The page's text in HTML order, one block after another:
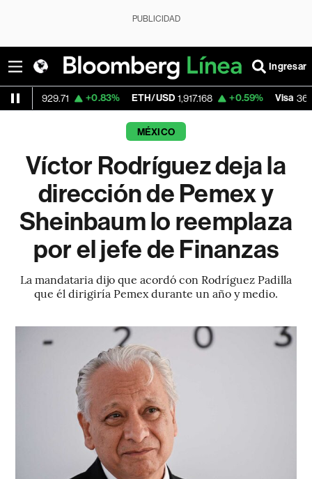
PUBLICIDAD
Ingresar
+0.83% ETH/USD 1,917.168 +0.59% Visa 364.06 -
MÉXICO
Víctor Rodríguez deja la
dirección de Pemex y
Sheinbaum lo reemplaza
por el jefe de Finanzas
La mandataria dijo que acordó con Rodríguez Padilla
que él dirigiría Pemex durante un año y medio.